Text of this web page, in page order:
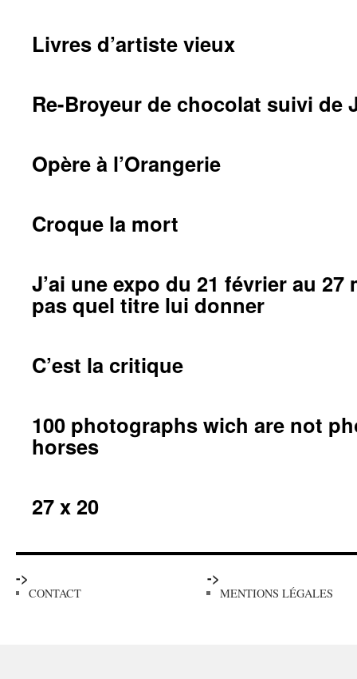
Livres d’artiste vieux
Re-Broyeur de chocolat suivi de
Opère à l’Orangerie
Croque la mort
J’ai une expo du 21 février au 27
pas quel titre lui donner
C’est la critique
100 photographs wich are not
horses
27 x 20
->
CONTACT
->
MENTIONS LÉGALES